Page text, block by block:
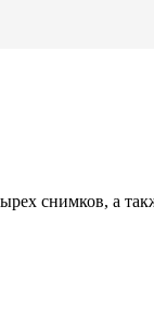
снимков, а